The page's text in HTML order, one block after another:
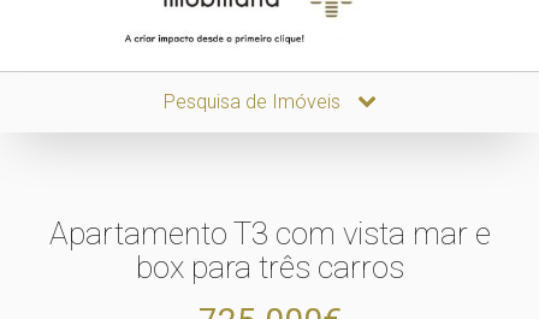
Pesquisa de Imóveis
Apartamento T3 com vista mar e
box para três carros